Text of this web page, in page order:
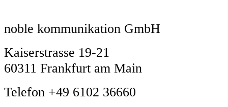
noble kommunikation GmbH
Kaiserstrasse 19-21
60311 Frankfurt am Main
Telefon +49 6102 36660